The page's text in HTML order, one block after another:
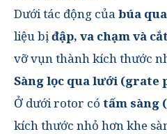
Dưới tác động của búa
liệu bịđập, va chạm và
vỡ vụn thành kích thước
Sàng lọc qua lưới (grate
Ở dưới rotor có tấm sàng
kích thước nhỏ hơn khe